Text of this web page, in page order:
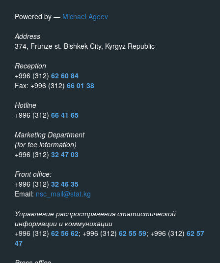
Powered by — Michael Ageev
Address
374, Frunze st. Bishkek City, Kyrgyz Republic
Reception
+996 (312) 62 60 84
Fax: +996 (312) 66 01 38
Hotline
+996 (312) 66 41 65
Marketing Department
(for fee information)
+996 (312) 32 47 03
Front office:
+996 (312) 32 46 35
Email: nsc_mail@stat.kg
Управление распространения статистической
информации и коммуникации
+996 (312) 62 56 62; +996 (312) 62 55 59; +996 (312) 62 57
47